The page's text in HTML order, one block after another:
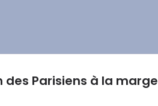
Parisiens à la marge